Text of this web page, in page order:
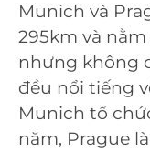
Munich và
295km và
nhưng không
đều nổi tiếng
Munich tổ
năm, Prague